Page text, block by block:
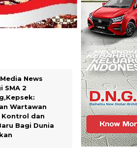
News
SMA 2
Wartawan
Kontrol dan
Bagi Dunia